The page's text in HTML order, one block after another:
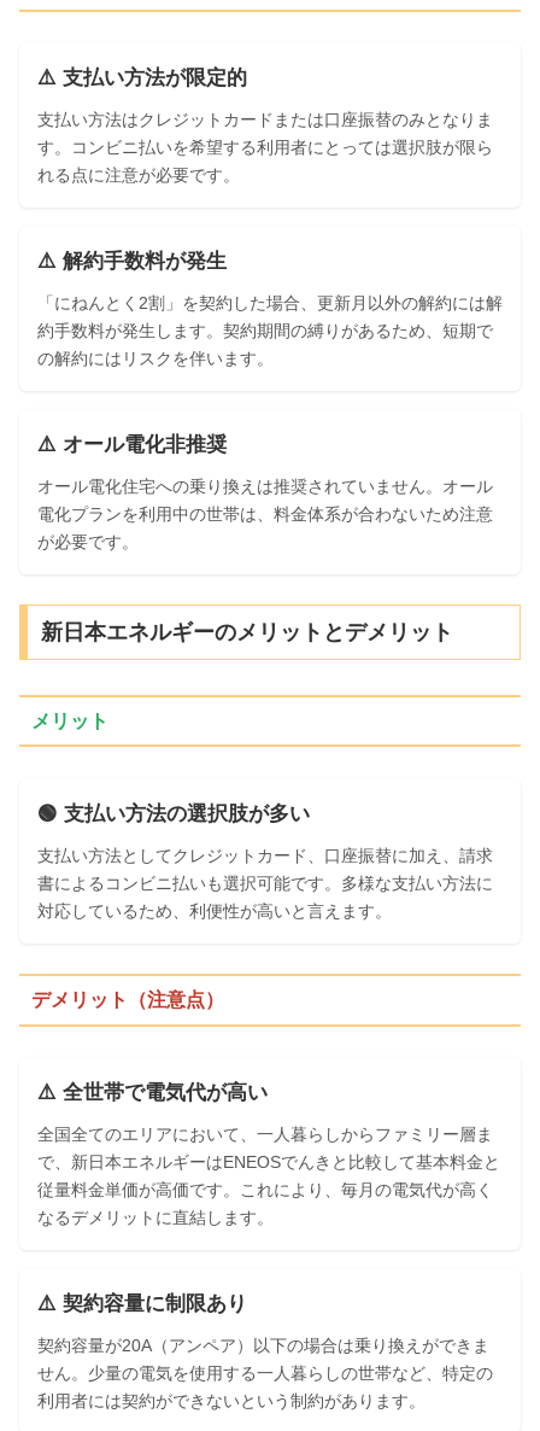
⚠️ 支払い方法が限定的
支払い方法はクレジットカードまたは口座振替のみとなりま
す。コンビニ払いを希望する利用者にとっては選択肢が限ら
れる点に注意が必要です。
⚠️ 解約手数料が発生
「にねんとく2割」を契約した場合、更新月以外の解約には解
約手数料が発生します。契約期間の縛りがあるため、短期で
の解約にはリスクを伴います。
⚠️ オール電化非推奨
オール電化住宅への乗り換えは推奨されていません。オール
電化プランを利用中の世帯は、料金体系が合わないため注意
が必要です。
新日本エネルギーのメリットとデメリット
メリット
🟢 支払い方法の選択肢が多い
支払い方法としてクレジットカード、口座振替に加え、請求
書によるコンビニ払いも選択可能です。多様な支払い方法に
対応しているため、利便性が高いと言えます。
デメリット（注意点）
⚠️ 全世帯で電気代が高い
全国全てのエリアにおいて、一人暮らしからファミリー層ま
で、新日本エネルギーはENEOSでんきと比較して基本料金と
従量料金単価が高価です。これにより、毎月の電気代が高く
なるデメリットに直結します。
⚠️ 契約容量に制限あり
契約容量が20A（アンペア）以下の場合は乗り換えができま
せん。少量の電気を使用する一人暮らしの世帯など、特定の
利用者には契約ができないという制約があります。